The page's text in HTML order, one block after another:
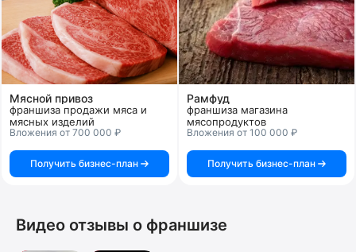
Мясной привоз
франшиза продажи мяса и
мясных изделий
Вложения от 700 000 ₽
Получить бизнес-план
Рамфуд
франшиза магазина
мясопродуктов
Вложения от 100 000 ₽
Получить бизнес-план
Видео отзывы о франшизе